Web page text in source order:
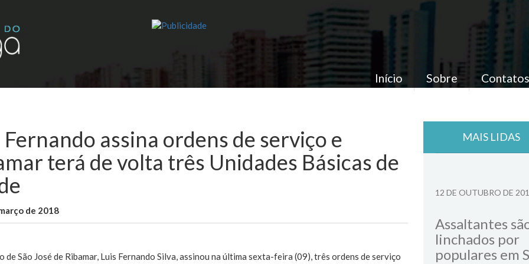
Início Sobre Contatos
Fernando assina ordens de serviço e
terá de volta três Unidades Básicas de
de 2018
de São José de Ribamar, Luis Fernando Silva, assinou na última sexta-feira (09), três ordens de serviço
MAIS LIDAS
12 DE OUTUBRO DE
Assaltantes
linchados por
populares em